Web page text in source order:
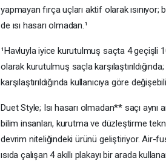
yapmayan fırça uçları aktif olarak
de ısı hasarı olmadan.¹
¹Havluyla iyice kurutulmuş saçta 4 geçişli
olarak kurutulmuş saçla
karşılaştırıldığında kullanıcıya göre
Duet Style; Isı hasarı olmadan** saçı aynı
bilim insanları, kurutma ve düzleştirme
devrim niteliğindeki ürünü geliştiriyor. Air-
ısıda çalışan 4 akıllı plakayı bir arada